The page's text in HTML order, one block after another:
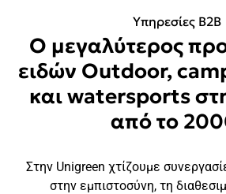
Υπηρεσίες B2B
Ο μεγαλύτερος
ειδών Outdoor,
και watersports
από το
Στην Unigreen χτίζουμε
στην εμπιστοσύνη, τη